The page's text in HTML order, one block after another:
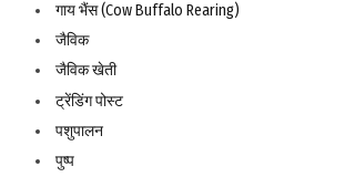
गाय भैंस (Cow Buffalo Rearing)
जैविक
जैविक खेती
ट्रेंडिंग पोस्ट
पशुपालन
पुष्प